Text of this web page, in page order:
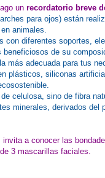
un recordatorio breve
para ojos) están
animales.
con diferentes soportes,
de su
más adecuada para tus
plásticos, siliconas
celulosa, sino de fibra
minerales, derivados del
invita a conocer las
3 mascarillas faciales.